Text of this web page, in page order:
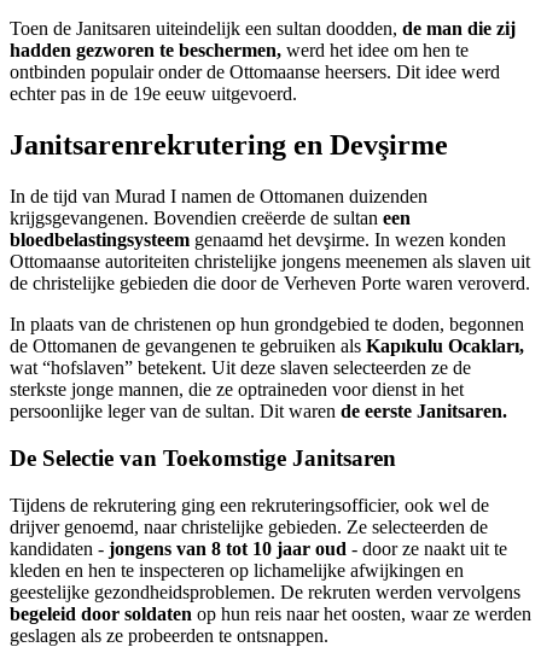
Toen de Janitsaren uiteindelijk een sultan doodden, de man die zij
hadden gezworen te beschermen, werd het idee om hen te
ontbinden populair onder de Ottomaanse heersers. Dit idee werd
echter pas in de 19e eeuw uitgevoerd.
Janitsarenrekrutering en Devşirme
In de tijd van Murad I namen de Ottomanen duizenden
krijgsgevangenen. Bovendien creëerde de sultan een
bloedbelastingsysteem genaamd het devşirme. In wezen konden
Ottomaanse autoriteiten christelijke jongens meenemen als slaven uit
de christelijke gebieden die door de Verheven Porte waren veroverd.
In plaats van de christenen op hun grondgebied te doden, begonnen
de Ottomanen de gevangenen te gebruiken als Kapıkulu Ocakları,
wat “hofslaven” betekent. Uit deze slaven selecteerden ze de
sterkste jonge mannen, die ze optraineden voor dienst in het
persoonlijke leger van de sultan. Dit waren de eerste Janitsaren.
De Selectie van Toekomstige Janitsaren
Tijdens de rekrutering ging een rekruteringsofficier, ook wel de
drijver genoemd, naar christelijke gebieden. Ze selecteerden de
kandidaten - jongens van 8 tot 10 jaar oud - door ze naakt uit te
kleden en hen te inspecteren op lichamelijke afwijkingen en
geestelijke gezondheidsproblemen. De rekruten werden vervolgens
begeleid door soldaten op hun reis naar het oosten, waar ze werden
geslagen als ze probeerden te ontsnappen.